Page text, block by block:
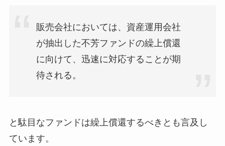
販売会社においては、資産運用会社
が抽出した不芳ファンドの繰上償還
に向けて、迅速に対応することが期
待される。
と駄目なファンドは繰上償還するべきとも言及し
ています。